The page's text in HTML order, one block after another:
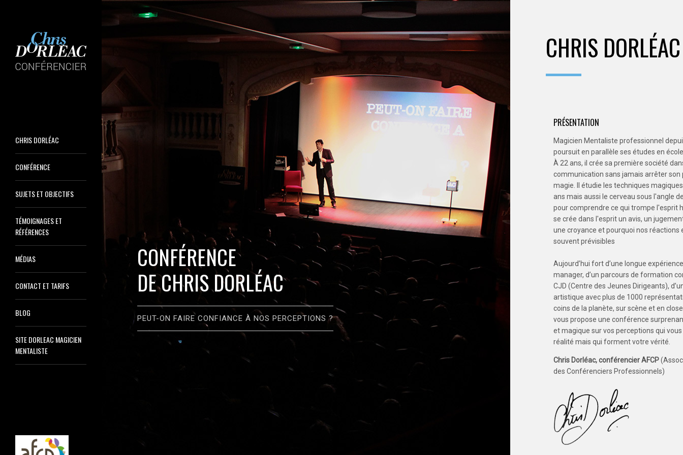
CHRIS DORLÉAC
CONFÉRENCE
SUJETS ET OBJECTIFS
TÉMOIGNAGES ET
RÉFÉRENCES
MÉDIAS
CONTACT ET TARIFS
BLOG
SITE DORLEAC MAGICIEN
MENTALISTE
CONFÉRENCE
DE CHRIS DORLÉAC
PEUT-ON FAIRE CONFIANCE À NOS PERCEPTIONS ?
CHRIS DORLÉAC
PRÉSENTATION
Magicien Mentaliste professionnel
poursuit en parallèle ses études en
À 22 ans, il crée sa première société
communication sans jamais arrêter
magie. Il étudie les techniques
ans mais aussi le cerveau sous l'angle
pour comprendre ce qui trompe l'esprit
se crée dans l'esprit un avis, un
une croyance et pourquoi nos réactions
souvent prévisibles
Aujourd’hui fort d’une longue
manager, d’un parcours de formation
CJD (Centre des Jeunes Dirigeants),
artistique avec plus de 1000
coins de la planète, sur scène et en
vous propose une conférence
et magique sur vos perceptions qui
réalité mais qui forment votre vérité.
Chris Dorléac, conférencierAFCP
des Conférenciers Professionnels)